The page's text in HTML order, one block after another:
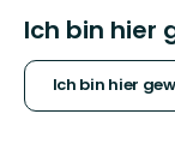
Ich bin hier
Ich bin hier